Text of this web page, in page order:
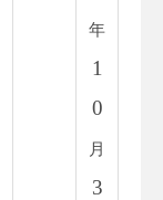
年
1
0
月
3